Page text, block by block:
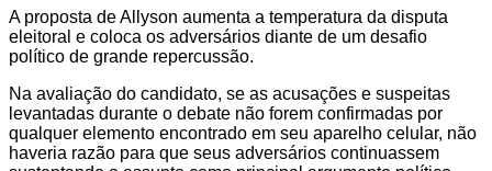
A proposta de Allyson aumenta a temperatura da disputa
eleitoral e coloca os adversários diante de um desafio
político de grande repercussão.
Na avaliação do candidato, se as acusações e suspeitas
levantadas durante o debate não forem confirmadas por
qualquer elemento encontrado em seu aparelho celular, não
haveria razão para que seus adversários continuassem